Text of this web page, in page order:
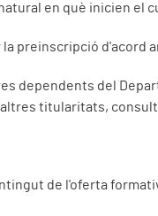
en què inicien el
preinscripció d'acord
dependents del
titularitats,
de l'oferta